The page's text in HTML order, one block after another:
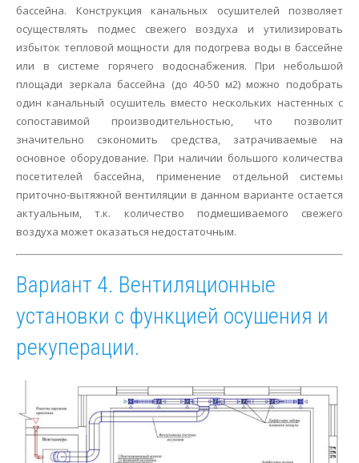
бассейна. Конструкция канальных осушителей позволяет
осуществлять подмес свежего воздуха и утилизировать
избыток тепловой мощности для подогрева воды в бассейне
или в системе горячего водоснабжения. При небольшой
площади зеркала бассейна (до 40-50 м2) можно подобрать
один канальный осушитель вместо нескольких настенных с
сопоставимой производительностью, что позволит
значительно сэкономить средства, затрачиваемые на
основное оборудование. При наличии большого количества
посетителей бассейна, применение отдельной системы
приточно-вытяжной вентиляции в данном варианте остается
актуальным, т.к. количество подмешиваемого свежего
воздуха может оказаться недостаточным.
Вариант 4. Вентиляционные
установки с функцией осушения и
рекуперации.